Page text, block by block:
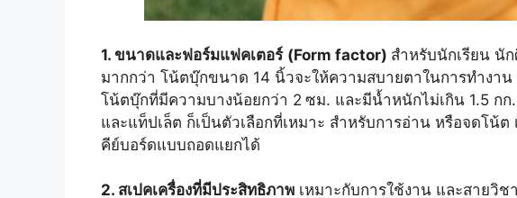
1. ขนาดและฟอร์มแฟคเตอร์ (Form factor) สำหรับนักเรียน นั
มากกว่า โน้ตบุ๊กขนาด 14 นิ้วจะให้ความสบายตาในการทำงา
โน้ตบุ๊กที่มีความบางน้อยกว่า 2 ซม. และมีน้ำหนักไม่เกิน 1.5 ก
และแท็ปเล็ต ก็เป็นตัวเลือกที่เหมาะ สำหรับการอ่าน หรือจดโน้ต
คีย์บอร์ดแบบถอดแยกได้
2. สเปคเครื่องที่มีประสิทธิภาพ เหมาะกับการใช้งาน และสายวิ